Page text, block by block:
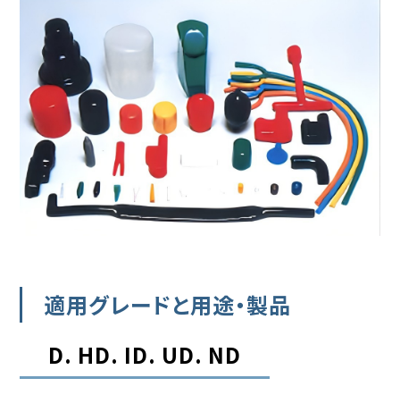
適用グレードと用途・製品
D. HD. ID. UD. ND